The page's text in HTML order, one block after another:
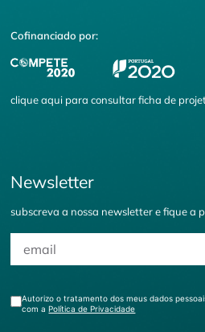
Cofinanciado por:
cliqueaqui para consultar ficha de
Newsletter
subscreva a nossa newsletter e fique a
Autorizo o tratamento dos meus dados
com aPolítica de Privacidade